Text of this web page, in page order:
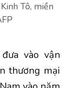
Tô, miền
vào vận
thương mại